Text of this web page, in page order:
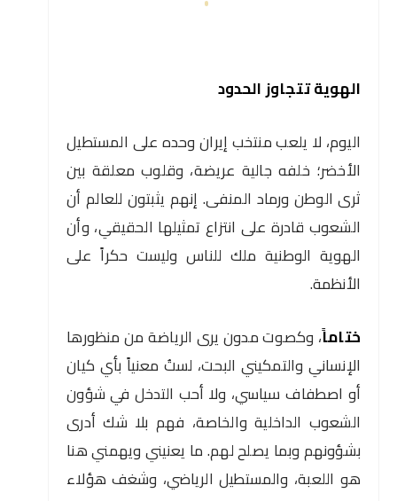
الهوية تتجاوز الحدود
اليوم، لا يلعب منتخب إيران وحده على المستطيل
الأخضر؛ خلفه جالية عريضة، وقلوب معلقة بين
ثرى الوطن ورماد المنفى. إنهم يثبتون للعالم أن
الشعوب قادرة على انتزاع تمثيلها الحقيقي، وأن
الهوية الوطنية ملك للناس وليست حكراً على
الأنظمة.
ختاماً، وكصوت مدون يرى الرياضة من منظورها
الإنساني والتمكيني البحت، لستُ معنياً بأي كيان
أو اصطفاف سياسي، ولا أحب التدخل في شؤون
الشعوب الداخلية والخاصة، فهم بلا شك أدرى
بشؤونهم وبما يصلح لهم. ما يعنيني ويهمني هنا
هو اللعبة، والمستطيل الرياضي، وشغف هؤلاء